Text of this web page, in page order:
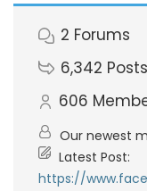
2 Forums
6,342 Posts
606
Our newest
Latest Post:
https://